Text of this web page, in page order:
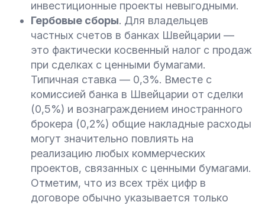
инвестиционные проекты невыгодными.
Гербовые сборы. Для владельцев
частных счетов в банках Швейцарии —
это фактически косвенный налог с продаж
при сделках с ценными бумагами.
Типичная ставка — 0,3%. Вместе с
комиссией банка в Швейцарии от сделки
(0,5%) и вознаграждением иностранного
брокера (0,2%) общие накладные расходы
могут значительно повлиять на
реализацию любых коммерческих
проектов, связанных с ценными бумагами.
Отметим, что из всех трёх цифр в
договоре обычно указывается только